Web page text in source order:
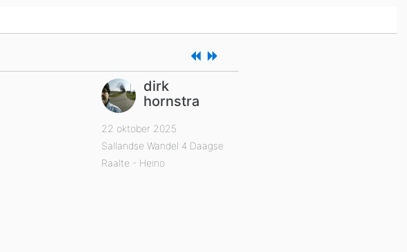
dirk
hornstra
22 oktober 2025
Sallandse Wandel 4 Daagse
Raalte - Heino